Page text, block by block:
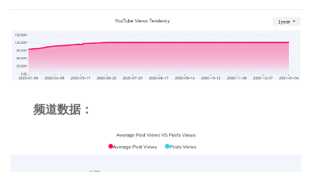
频道数据：